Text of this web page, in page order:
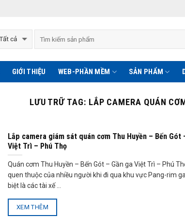
GIỚI THIỆU WEB-PHẦN MỀM SẢN PHẨM
LƯU TRỮ TAG: LẮP CAMERA QUÁN
Lắp camera giám sát quán cơm Thu Huyền – Bến Gót
Việt Trì – Phú Thọ
Quán cơm Thu Huyền – Bến Gót – Gần ga Việt Trì – Phú
quen thuộc của nhiều người khi đi qua khu vực Pang-rim
biệt là các tài xế ...
XEM THÊM